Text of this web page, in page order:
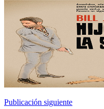
Publicación siguiente